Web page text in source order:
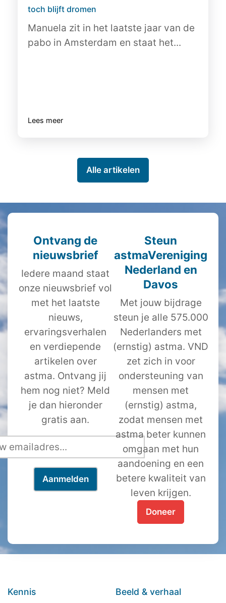
toch blijft dromen
Manuela zit in het laatste jaar van de
pabo in Amsterdam en staat het...
Lees meer
Alle artikelen
Ontvang de
nieuwsbrief
Iedere maand staat
onze nieuwsbrief vol
met het laatste
nieuws,
ervaringsverhalen
en verdiepende
artikelen over
astma. Ontvang jij
hem nog niet? Meld
je dan hieronder
gratis aan.
Steun
astmaVereniging
Nederland en
Davos
Met jouw bijdrage
steun je alle 575.000
Nederlanders met
(ernstig) astma. VND
zet zich in voor
ondersteuning van
mensen met
(ernstig) astma,
zodat mensen met
astma beter kunnen
omgaan met hun
aandoening en een
betere kwaliteit van
leven krijgen.
Doneer
Kennis Beeld & verhaal